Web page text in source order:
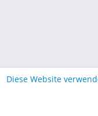
Diese Website